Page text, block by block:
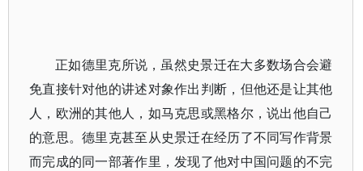
正如德里克所说，虽然史景迁在大多数场合会避
免直接针对他的讲述对象作出判断，但他还是让其他
人，欧洲的其他人，如马克思或黑格尔，说出他自己
的意思。德里克甚至从史景迁在经历了不同写作背景
而完成的同一部著作里，发现了他对中国问题的不完